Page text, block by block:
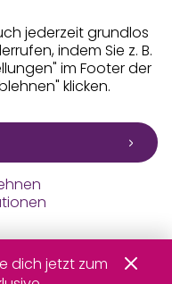
jederzeit grundlos
indem Sie z. B.
im Footer der
klicken.
dich jetzt zum